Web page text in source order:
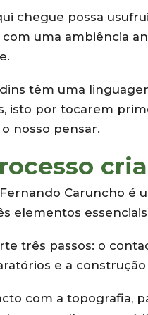
chegue possa
uma ambiência
têm uma
isto por tocarem
nosso pensar.
Caruncho é
elementos
três passos: o
e a
com a topografia,